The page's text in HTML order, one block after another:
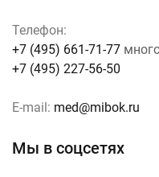
Телефон:
+7 (495) 661-71-77
+7 (495) 227-56-50
E-mail: med@mibok.ru
Мы в соцсетях